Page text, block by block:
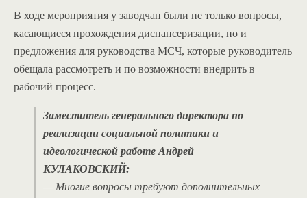
В ходе мероприятия у заводчан были не только вопросы,
касающиеся прохождения диспансеризации, но и
предложения для руководства МСЧ, которые руководитель
обещала рассмотреть и по возможности внедрить в
рабочий процесс.
Заместитель генерального директора по
реализации социальной политики и
идеологической работе Андрей
КУЛАКОВСКИЙ:
— Многие вопросы требуют дополнительных